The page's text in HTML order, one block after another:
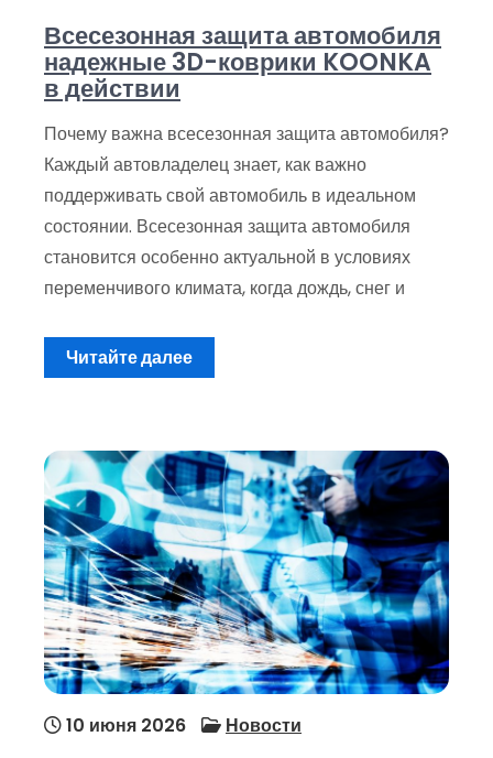
Всесезонная защита автомобиля
надежные 3D-коврики KOONKA
в действии
Почему важна всесезонная защита автомобиля?
Каждый автовладелец знает, как важно
поддерживать свой автомобиль в идеальном
состоянии. Всесезонная защита автомобиля
становится особенно актуальной в условиях
переменчивого климата, когда дождь, снег и
Читайте далее
10 июня 2026 Новости